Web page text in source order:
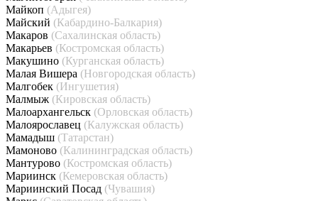
Майкоп (Адыгея)
Майский (Кабардино-Балкария)
Макаров (Сахалинская область)
Макарьев (Костромская область)
Макушино (Курганская область)
Малая Вишера (Новгородская область)
Малгобек (Ингушетия)
Малмыж (Кировская область)
Малоархангельск (Орловская область)
Малоярославец (Калужская область)
Мамадыш (Татарстан)
Мамоново (Калининградская область)
Мантурово (Костромская область)
Мариинск (Кемеровская область)
Мариинский Посад (Чувашия)